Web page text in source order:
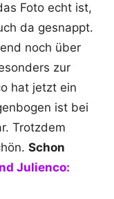
Foto echt ist,
da gesnappt.
noch über
zur
hat jetzt ein
ist bei
Trotzdem
Schon
Julienco: